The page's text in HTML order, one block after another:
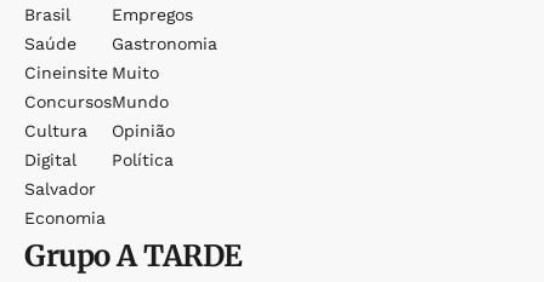
Brasil
Saúde
Cineinsite
Concursos
Cultura
Digital
Salvador
Economia
Empregos
Gastronomia
Muito
Mundo
Opinião
Política
GrupoA TARDE